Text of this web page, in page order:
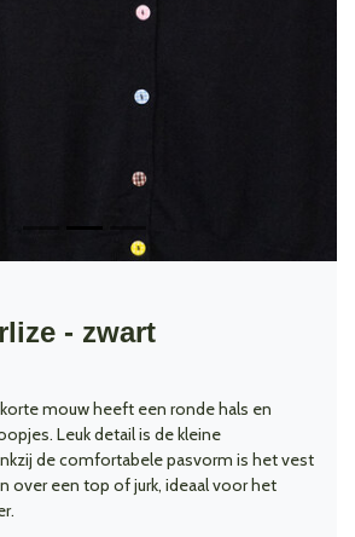
- zwart
mouw heeft een ronde hals en
Leuk detail is de kleine
de comfortabele pasvorm is het vest
over een top of jurk, ideaal voor het